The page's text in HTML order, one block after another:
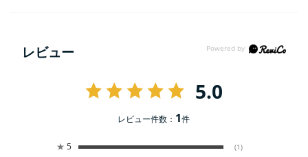
レビュー
5.0
レビュー件数： 1件
★ 5 (1)